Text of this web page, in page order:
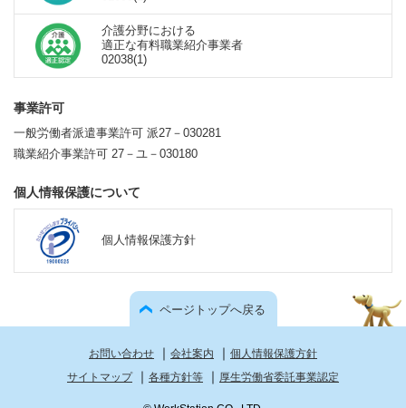
介護分野における
適正な有料職業紹介事業者
02038(1)
事業許可
一般労働者派遣事業許可 派27－030281
職業紹介事業許可 27－ユ－030180
個人情報保護について
個人情報保護方針
ページトップへ戻る
お問い合わせ ｜ 会社案内 ｜ 個人情報保護方針
サイトマップ
｜ 各種方針等 ｜ 厚生労働省委託事業認定